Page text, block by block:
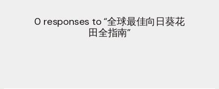
0 responses to “全球最佳向日葵花
田全指南”